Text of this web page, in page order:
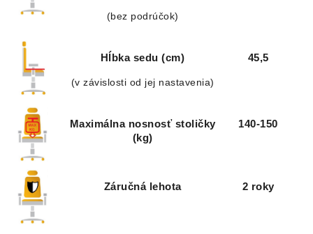
(bez podrúčok)
Hĺbka sedu (cm)
(v závislosti od jej nastavenia)
45,5
Maximálna nosnosť stoličky
(kg)
140-150
Záručná lehota 2 roky